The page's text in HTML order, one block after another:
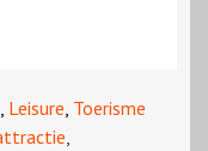
, Leisure, Toerisme
,